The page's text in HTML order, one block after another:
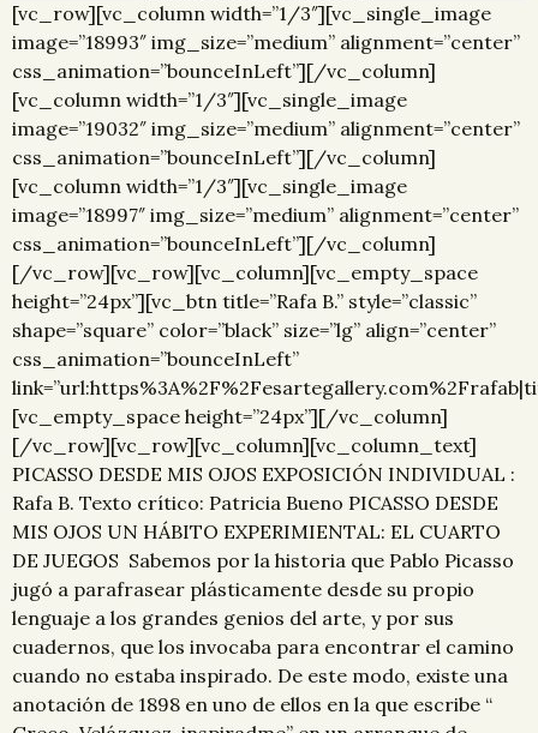
[vc_row][vc_column width=”1/3″][vc_single_image
image=”18993″ img_size=”medium” alignment=”center”
css_animation=”bounceInLeft”][/vc_column]
[vc_column width=”1/3″][vc_single_image
image=”19032″ img_size=”medium” alignment=”center”
css_animation=”bounceInLeft”][/vc_column]
[vc_column width=”1/3″][vc_single_image
image=”18997″ img_size=”medium” alignment=”center”
css_animation=”bounceInLeft”][/vc_column]
[/vc_row][vc_row][vc_column][vc_empty_space
height=”24px”][vc_btn title=”Rafa B.” style=”classic”
shape=”square” color=”black” size=”lg” align=”center”
css_animation=”bounceInLeft”
[vc_empty_space height=”24px”][/vc_column]
[/vc_row][vc_row][vc_column][vc_column_text]
PICASSO DESDE MIS OJOS EXPOSICIÓN INDIVIDUAL :
Rafa B. Texto crítico: Patricia Bueno PICASSO DESDE
MIS OJOS UN HÁBITO EXPERIMIENTAL: EL CUARTO
DE JUEGOS Sabemos por la historia que Pablo Picasso
jugó a parafrasear plásticamente desde su propio
lenguaje a los grandes genios del arte, y por sus
cuadernos, que los invocaba para encontrar el camino
cuando no estaba inspirado. De este modo, existe una
anotación de 1898 en uno de ellos en la que escribe “